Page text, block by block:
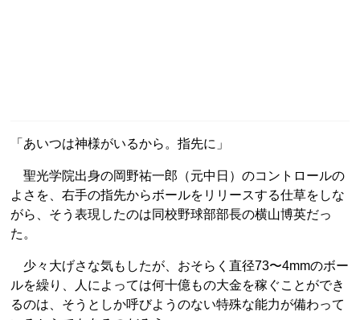
「あいつは神様がいるから。指先に」
聖光学院出身の岡野祐一郎（元中日）のコントロールの
よさを、右手の指先からボールをリリースする仕草をしな
がら、そう表現したのは同校野球部部長の横山博英だっ
た。
少々大げさな気もしたが、おそらく直径73〜4mmのボー
ルを繰り、人によっては何十億もの大金を稼ぐことができ
るのは、そうとしか呼びようのない特殊な能力が備わって